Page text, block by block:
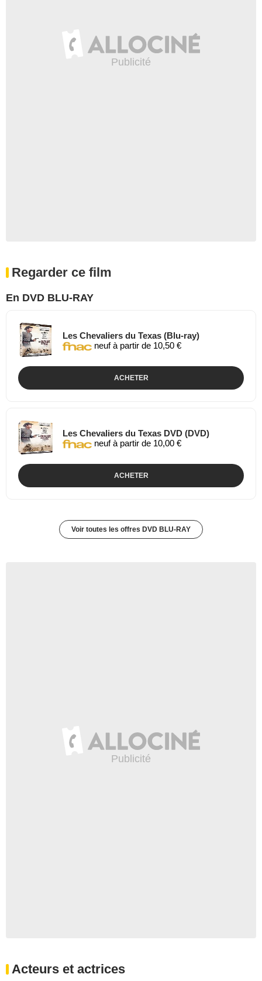
Regarder ce film
En DVD BLU-RAY
Les Chevaliers du Texas (Blu-ray)
neuf à partir de 10,50 €
ACHETER
Les Chevaliers du Texas DVD (DVD)
neuf à partir de 10,00 €
ACHETER
Voir toutes les offres DVD BLU-RAY
Acteurs et actrices